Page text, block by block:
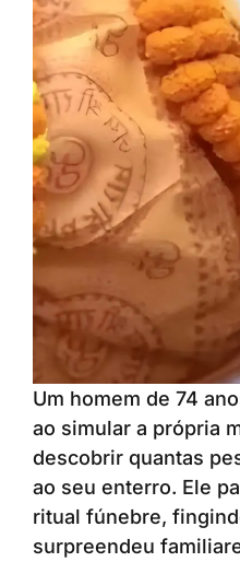
Um homem de 74
ao simular a própria
descobrir quantas
ao seu enterro. Ele
ritual fúnebre,
surpreendeu